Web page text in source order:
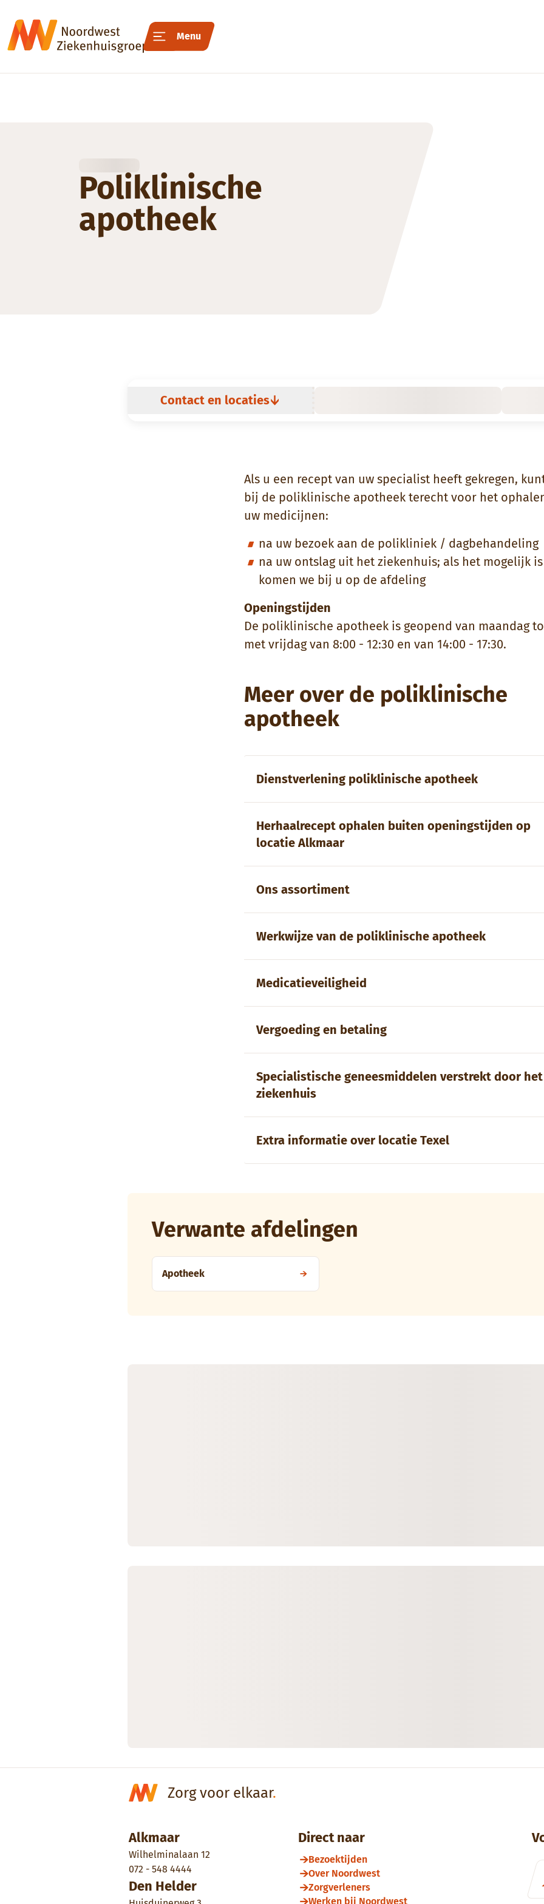
Menu
Poliklinische
apotheek
Contact en locaties
Als u een recept van uw specialist heeft gekregen,
bij de poliklinische apotheek terecht voor het
uw medicijnen:
na uw bezoek aan de polikliniek / dagbehandeling
na uw ontslag uit het ziekenhuis; als het mogelijk is
komen we bij u op de afdeling
Openingstijden
De poliklinische apotheek is geopend van maandag
met vrijdag van 8:00 - 12:30 en van 14:00 - 17:30.
Meer over de poliklinische
apotheek
Dienstverlening poliklinische apotheek
Herhaalrecept ophalen buiten openingstijden op
locatie Alkmaar
Ons assortiment
Werkwijze van de poliklinische apotheek
Medicatieveiligheid
Vergoeding en betaling
Specialistische geneesmiddelen verstrekt door het
ziekenhuis
Extra informatie over locatie Texel
Verwante afdelingen
Apotheek
Zorg voor elkaar.
Alkmaar
Wilhelminalaan 12
072 - 548 4444
Den Helder
Direct naar
Bezoektijden
Over Noordwest
Zorgverleners
Werken bij Noordwest